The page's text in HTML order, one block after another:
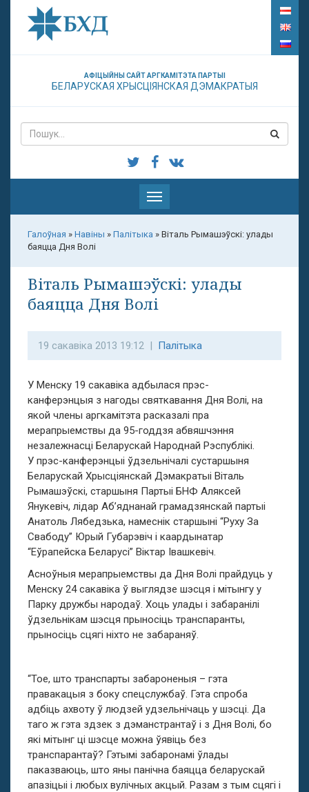
АФІЦЫЙНЫ САЙТ АРГКАМІТЭТА ПАРТЫІ
БЕЛАРУСКАЯ ХРЫСЦІЯНСКАЯ ДЭМАКРАТЫЯ
Паказаць
меню
Галоўная » Навіны » Палітыка » Віталь Рымашэўскі: улады
баяцца Дня Волі
Віталь Рымашэўскі: улады
баяцца Дня Волі
19 сакавіка 2013 19:12 | Палітыка
У Менску 19 сакавіка адбылася прэс-
канферэнцыя з нагоды святкавання Дня Волі, на
якой члены аргкамітэта расказалі пра
мерапрыемствы да 95-годдзя абвяшчэння
незалежнасці Беларускай Народнай Рэспублікі.
У прэс-канферэнцыі ўдзельнічалі сустаршыня
Беларускай Хрысціянскай Дэмакратыі Віталь
Рымашэўскі, старшыня Партыі БНФ Аляксей
Янукевіч, лідар Аб’яднанай грамадзянскай партыі
Анатоль Лябедзька, намеснік старшыні “Руху За
Свабоду” Юрый Губарэвіч і каардынатар
“Еўрапейска Беларусі” Віктар Івашкевіч.
Асноўныя мерапрыемствы да Дня Волі прайдуць у
Менску 24 сакавіка ў выглядзе шэсця і мітынгу у
Парку дружбы народаў. Хоць улады і забаранілі
ўдзельнікам шэсця прыносіць транспаранты,
прыносіць сцягі ніхто не забараняў.
“Тое, што транспарты забароненыя – гэта
правакацыя з боку спецслужбаў. Гэта спроба
адбіць ахвоту ў людзей удзельнічаць у шэсці. Да
таго ж гэта здзек з дэманстрантаў і з Дня Волі, бо
які мітынг ці шэсце можна ўявіць без
транспарантаў? Гэтымі забаронамі ўлады
паказваюць, што яны панічна баяцца беларускай
апазіцыі і любых вулічных акцый. Разам з тым сцягі і